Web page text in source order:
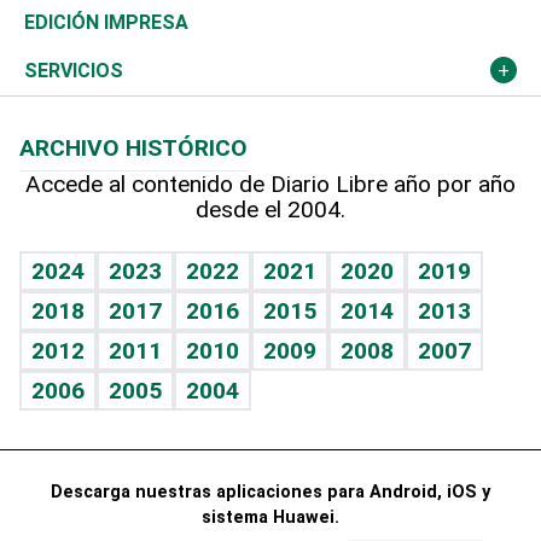
Caribe
Resto del mundo
Global y variable
Economía personal
Novedades
Podcast Arte Libre
Hablando con el pediatra
Vida y familia
Eñe
Celebrando la vida
Sin complejos
En pocas palabras
Escuchando al corazón
Olimpismo
Más deportes
Línea de hit
BRV
TBT Deportivo
Frente al Statu Quo
El Espía
Más firmas
Despertando al gigante
Cambio climático
Deportes
Opinión
Hecho en casa
Guía del dinero
EDICIÓN IMPRESA
SERVICIOS
Cumpleaños
Horóscopos
Juegos
ARCHIVO HISTÓRICO
Accede al contenido de Diario Libre año por año
desde el 2004.
2024 2023 2022 2021 2020
2019
2018
2017 2016 2015 2014
2013
2012
2011 2010 2009 2008
2007
2006
2005 2004
Descarga nuestras aplicaciones para Android, iOS y
sistema Huawei.